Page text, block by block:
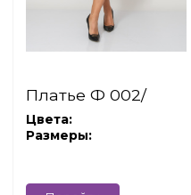
Платье Ф 002/
капучино
Цвета:
Размеры: